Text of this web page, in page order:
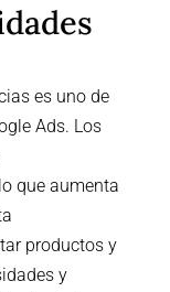
es uno de
Ads. Los
que aumenta
productos y
y